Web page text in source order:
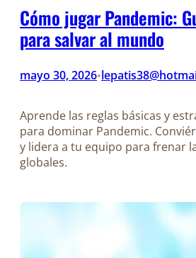
Cómo jugar Pandemic:
para salvar al mundo
mayo 30, 2026•
Aprende las reglas básicas y
para dominar Pandemic.
y lidera a tu equipo para frenar
globales.